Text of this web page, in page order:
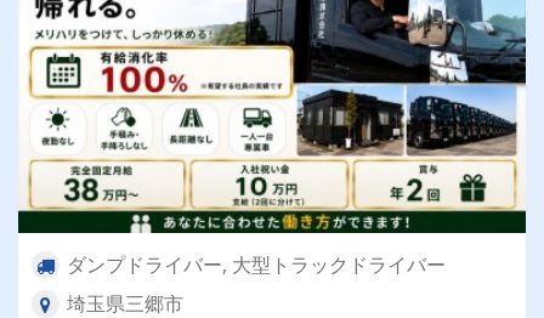
ダンプドライバー, 大型トラックドライバー
埼玉県三郷市